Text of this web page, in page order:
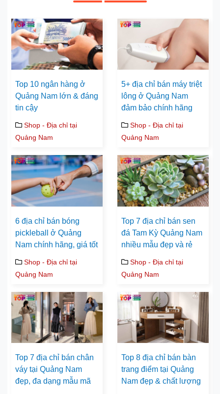
Top 10 ngân hàng ở
Quảng Nam lớn & đáng
tin cậy
Shop - Địa chỉ tại
Quảng Nam
5+ địa chỉ bán máy triệt
lông ở Quảng Nam
đảm bảo chính hãng
Shop - Địa chỉ tại
Quảng Nam
6 địa chỉ bán bóng
pickleball ở Quảng
Nam chính hãng, giá tốt
Shop - Địa chỉ tại
Quảng Nam
Top 7 địa chỉ bán sen
đá Tam Kỳ Quảng Nam
nhiều mẫu đẹp và rẻ
Shop - Địa chỉ tại
Quảng Nam
Top 7 địa chỉ bán chân
váy tại Quảng Nam
đẹp, đa dạng mẫu mã
Top 8 địa chỉ bán bàn
trang điểm tại Quảng
Nam đẹp & chất lượng